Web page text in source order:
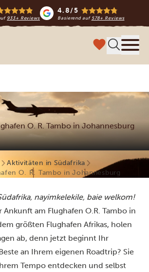
933+ Reviews
4.8/5
Basierend auf 578+ Reviews
O. R. Tambo in Johannesburg
Aktivitäten in Südafrika
O. R. Tambo in Johannesburg
nayimkelekile, baie welkom!
am Flughafen O.R. Tambo in
größten Flughafen Afrikas, holen
ab, denn jetzt beginnt Ihr
an Ihrem eigenen Roadtrip? Sie
Tempo entdecken und selbst